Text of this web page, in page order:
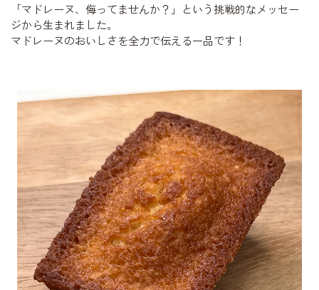
「マドレーヌ、侮ってませんか？」という挑戦的なメッセー
ジから生まれました。
マドレーヌのおいしさを全力で伝える一品です！